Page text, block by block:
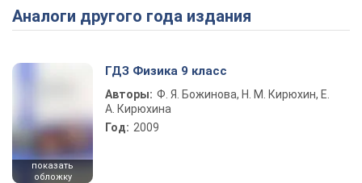
Play Video
Аналоги другого года издания
показать
обложку
ГДЗ Физика 9 класс
Авторы: Ф. Я. Божинова, Н. М. Кирюхин, Е.
А. Кирюхина
Год: 2009